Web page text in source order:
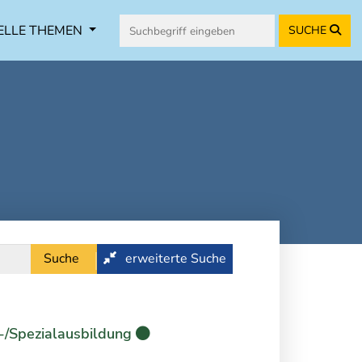
THEMEN SUCHE
Suche erweiterte Suche
Spezialausbildung